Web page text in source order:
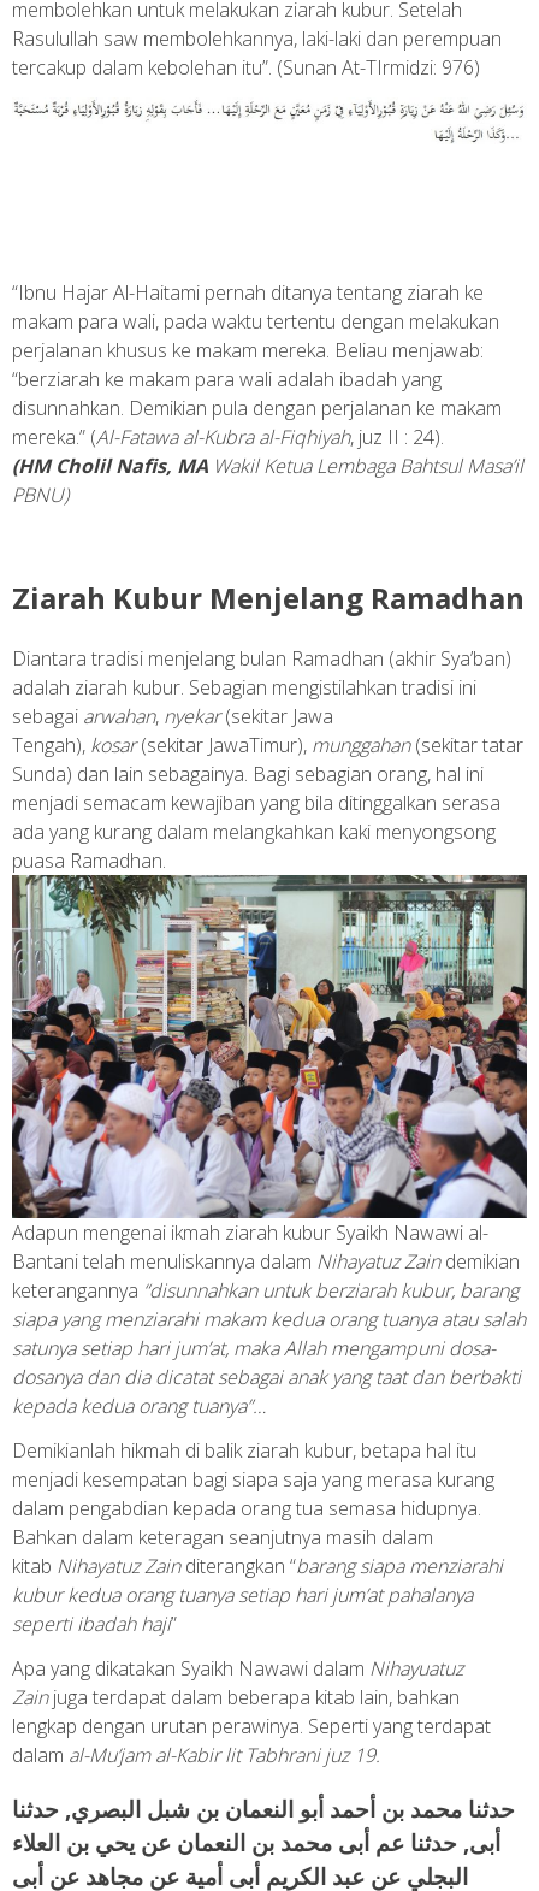
membolehkan untuk melakukan ziarah kubur. Setelah
Rasulullah saw membolehkannya, laki-laki dan perempuan
tercakup dalam kebolehan itu”. (Sunan At-TIrmidzi: 976)
“Ibnu Hajar Al-Haitami pernah ditanya tentang ziarah ke
makam para wali, pada waktu tertentu dengan melakukan
perjalanan khusus ke makam mereka. Beliau menjawab:
“berziarah ke makam para wali adalah ibadah yang
disunnahkan. Demikian pula dengan perjalanan ke makam
mereka.” (Al-Fatawa al-Kubra al-Fiqhiyah, juz II : 24).
(HM Cholil Nafis, MA Wakil Ketua Lembaga Bahtsul Masa’il
PBNU)
Ziarah Kubur Menjelang Ramadhan
Diantara tradisi menjelang bulan Ramadhan (akhir Sya’ban)
adalah ziarah kubur. Sebagian mengistilahkan tradisi ini
sebagai arwahan, nyekar(sekitar Jawa
Tengah), kosar(sekitar JawaTimur), munggahan(sekitar tatar
Sunda) dan lain sebagainya. Bagi sebagian orang, hal ini
menjadi semacam kewajiban yang bila ditinggalkan serasa
ada yang kurang dalam melangkahkan kaki menyongsong
puasa Ramadhan.
Adapun mengenai ikmah ziarah kubur Syaikh Nawawi al-
Bantani telah menuliskannya dalam Nihayatuz Zaindemikian
keterangannya “disunnahkan untuk berziarah kubur, barang
siapa yang menziarahi makam kedua orang tuanya atau salah
satunya setiap hari jum’at, maka Allah mengampuni dosa-
dosanya dan dia dicatat sebagai anak yang taat dan berbakti
kepada kedua orang tuanya”…
Demikianlah hikmah di balik ziarah kubur, betapa hal itu
menjadi kesempatan bagi siapa saja yang merasa kurang
dalam pengabdian kepada orang tua semasa hidupnya.
Bahkan dalam keteragan seanjutnya masih dalam
kitab Nihayatuz Zainditerangkan “barang siapa menziarahi
kubur kedua orang tuanya setiap hari jum’at pahalanya
seperti ibadah haji”
Apa yang dikatakan Syaikh Nawawi dalam Nihayuatuz
Zainjuga terdapat dalam beberapa kitab lain, bahkan
lengkap dengan urutan perawinya. Seperti yang terdapat
dalam al-Mu’jam al-Kabir lit Tabhrani juz 19.
حدثنا محمد بن أحمد أبو النعمان بن شبل البصري, حدثنا
أبى, حدثنا عم أبى محمد بن النعمان عن يحي بن العلاء
البجلي عن عبد الكريم أبى أمية عن مجاهد عن أبى